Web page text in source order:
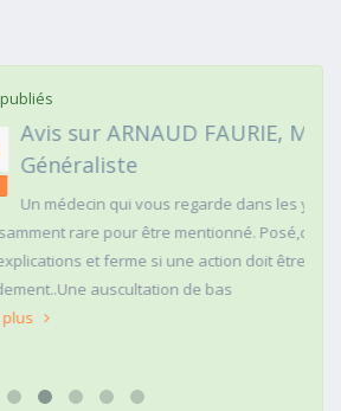
ARNAUD FAURIE, Médecin
qui vous regarde dans les yeux c'est
pour être mentionné. Posé,clair dans
ferme si une action doit être menée
auscultation de bas